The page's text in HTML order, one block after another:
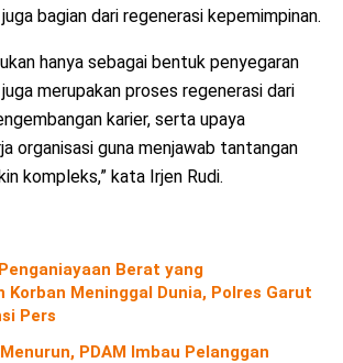
bagian dari regenerasi kepemimpinan.
hanya sebagai bentuk penyegaran
merupakan proses regenerasi dari
karier, serta upaya
organisasi guna menjawab tantangan
kompleks,” kata Irjen Rudi.
Berat yang
Korban Meninggal Dunia, Polres Garut
Pers
PDAM Imbau Pelanggan